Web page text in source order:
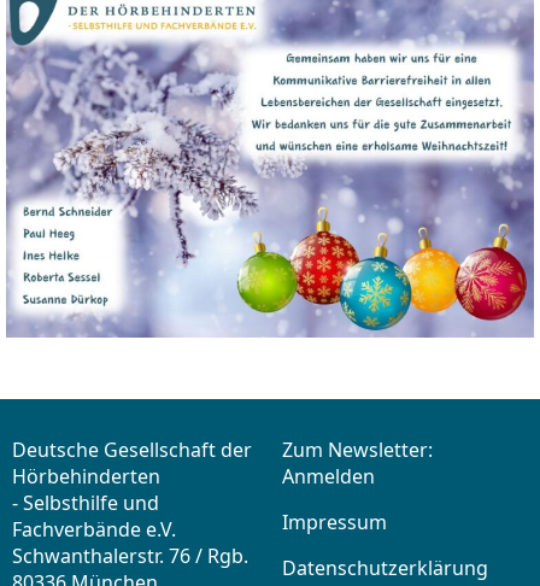
Deutsche Gesellschaft der
Hörbehinderten
- Selbsthilfe und
Fachverbände e.V.
Schwanthalerstr. 76 / Rgb.
Zum Newsletter:
Anmelden
Impressum
Datenschutzerklärung